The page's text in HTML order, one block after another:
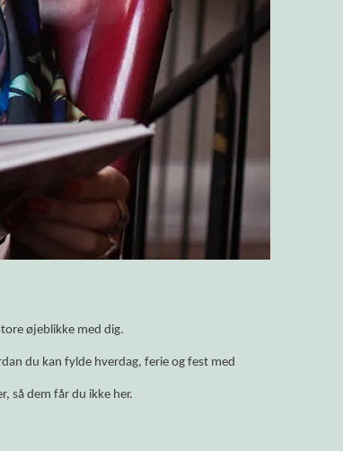
øjeblikke med dig.
du kan fylde hverdag, ferie og fest med
så dem får du ikke her.